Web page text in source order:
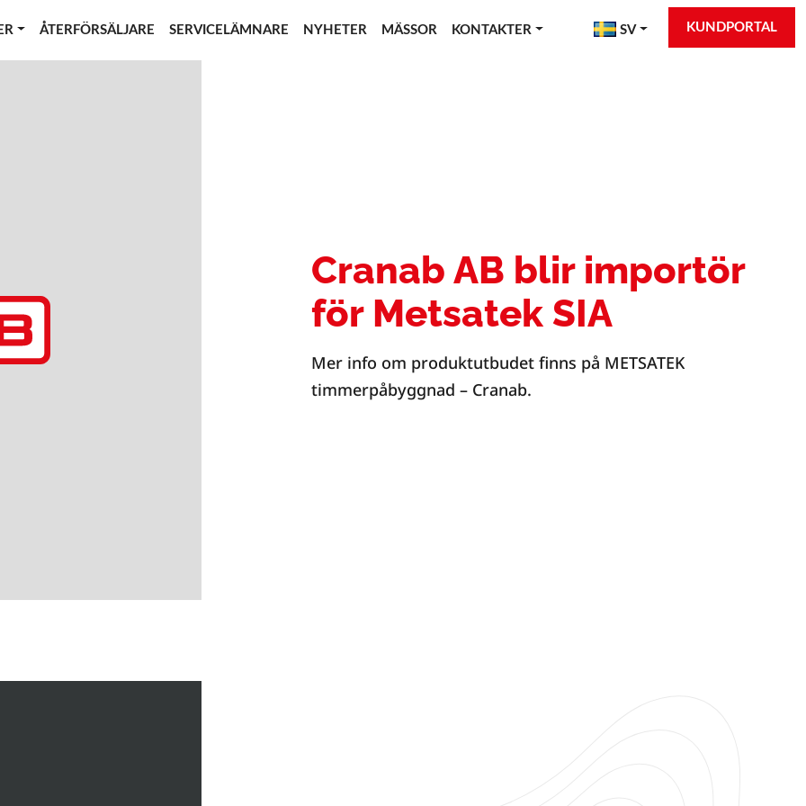
ÅTERFÖRSÄLJARE SERVICELÄMNARE NYHETER MÄSSOR KONTAKTER SV KUNDPORTAL
Cranab AB blir importör
för Metsatek SIA
Mer info om produktutbudet finns på METSATEK
timmerpåbyggnad – Cranab.